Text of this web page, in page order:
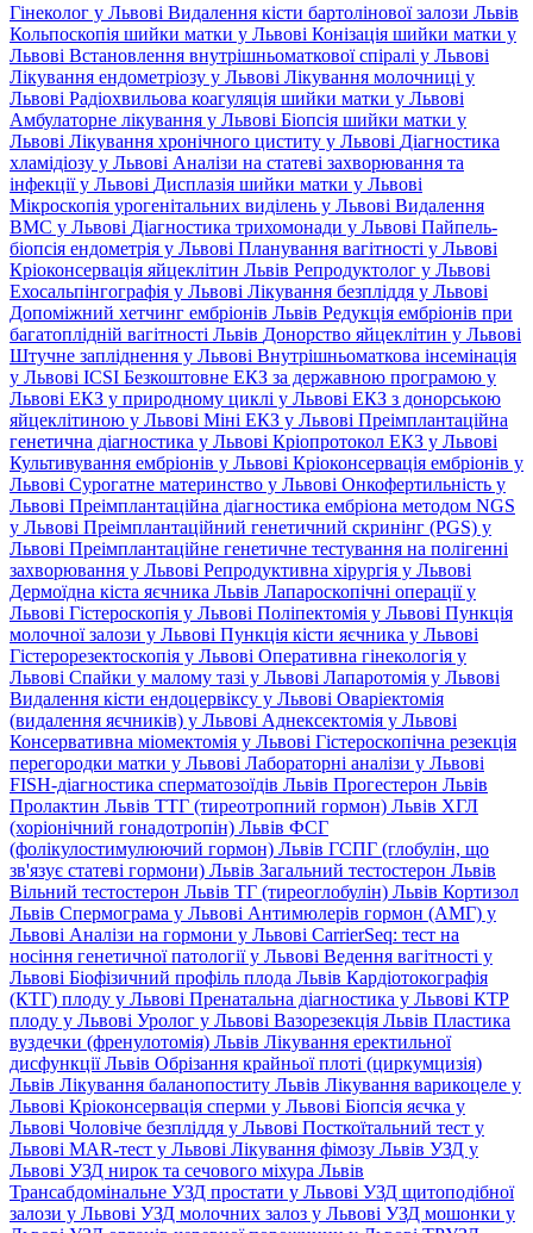
Гінеколог у Львові Видалення кісти бартолінової залози Львів
Кольпоскопія шийки матки у Львові Конізація шийки матки у
Львові Встановлення внутрішньоматкової спіралі у Львові
Лікування ендометріозу у Львові Лікування молочниці у
Львові Радіохвильова коагуляція шийки матки у Львові
Амбулаторне лікування у Львові Біопсія шийки матки у
Львові Лікування хронічного циститу у Львові Діагностика
хламідіозу у Львові Аналізи на статеві захворювання та
інфекції у Львові Дисплазія шийки матки у Львові
Мікроскопія урогенітальних виділень у Львові Видалення
ВМС у Львові Діагностика трихомонади у Львові Пайпель-
біопсія ендометрія у Львові Планування вагітності у Львові
Кріоконсервація яйцеклітин Львів Репродуктолог у Львові
Ехосальпінгографія у Львові Лікування безпліддя у Львові
Допоміжний хетчинг ембріонів Львів Редукція ембріонів при
багатоплідній вагітності Львів Донорство яйцеклітин у Львові
Штучне запліднення у Львові Внутрішньоматкова інсемінація
у Львові ICSI Безкоштовне ЕКЗ за державною програмою у
Львові ЕКЗ у природному циклі у Львові ЕКЗ з донорською
яйцеклітиною у Львові Міні ЕКЗ у Львові Преімплантаційна
генетична діагностика у Львові Кріопротокол ЕКЗ у Львові
Культивування ембріонів у Львові Кріоконсервація ембріонів у
Львові Сурогатне материнство у Львові Онкофертильність у
Львові Преімплантаційна діагностика ембріона методом NGS
у Львові Преімплантаційний генетичний скринінг (PGS) у
Львові Преімплантаційне генетичне тестування на полігенні
захворювання у Львові Репродуктивна хірургія у Львові
Дермоїдна кіста яєчника Львів Лапароскопічні операції у
Львові Гістероскопія у Львові Поліпектомія у Львові Пункція
молочної залози у Львові Пункція кісти яєчника у Львові
Гістерорезектоскопія у Львові Оперативна гінекологія у
Львові Спайки у малому тазі у Львові Лапаротомія у Львові
Видалення кісти ендоцервіксу у Львові Оваріектомія
(видалення яєчників) у Львові Аднексектомія у Львові
Консервативна міомектомія у Львові Гістероскопічна резекція
перегородки матки у Львові Лабораторні аналізи у Львові
FISH-діагностика сперматозоїдів Львів Прогестерон Львів
Пролактин Львів ТТГ (тиреотропний гормон) Львів ХГЛ
(хоріонічний гонадотропін) Львів ФСГ
(фолікулостимулюючий гормон) Львів ГСПГ (глобулін, що
зв'язує статеві гормони) Львів Загальний тестостерон Львів
Вільний тестостерон Львів ТГ (тиреоглобулін) Львів Кортизол
Львів Спермограма у Львові Антимюлерів гормон (АМГ) у
Львові Аналізи на гормони у Львові CarrierSeq: тест на
носіння генетичної патології у Львові Ведення вагітності у
Львові Біофізичний профіль плода Львів Кардіотокографія
(КТГ) плоду у Львові Пренатальна діагностика у Львові КТР
плоду у Львові Уролог у Львові Вазорезекція Львів Пластика
вуздечки (френулотомія) Львів Лікування еректильної
дисфункції Львів Обрізання крайньої плоті (циркумцизія)
Львів Лікування баланопоститу Львів Лікування варикоцеле у
Львові Кріоконсервація сперми у Львові Біопсія яєчка у
Львові Чоловіче безпліддя у Львові Посткоїтальний тест у
Львові MAR-тест у Львові Лікування фімозу Львів УЗД у
Львові УЗД нирок та сечового міхура Львів
Трансабдомінальне УЗД простати у Львові УЗД щитоподібної
залози у Львові УЗД молочних залоз у Львові УЗД мошонки у